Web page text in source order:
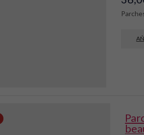
parches para ojos de microagujas –